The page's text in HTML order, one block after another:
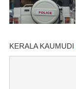
KERALA KAUMUDI